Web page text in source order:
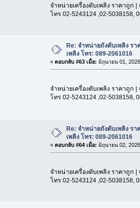
จำหน่ายเครื่องดับเพลิง ราคาถูก
โทร 02-5243124 ,02-5038158,
Re: จำหน่ายถังดับเพลิง ร
เพลิง โทร: 089-2061016
« ตอบกลับ #63 เมื่อ: มิถุนายน 01,
จำหน่ายเครื่องดับเพลิง ราคาถูก
โทร 02-5243124 ,02-5038158,
Re: จำหน่ายถังดับเพลิง ร
เพลิง โทร: 089-2061016
« ตอบกลับ #64 เมื่อ: มิถุนายน 02,
จำหน่ายเครื่องดับเพลิง ราคาถูก
โทร 02-5243124 ,02-5038158,